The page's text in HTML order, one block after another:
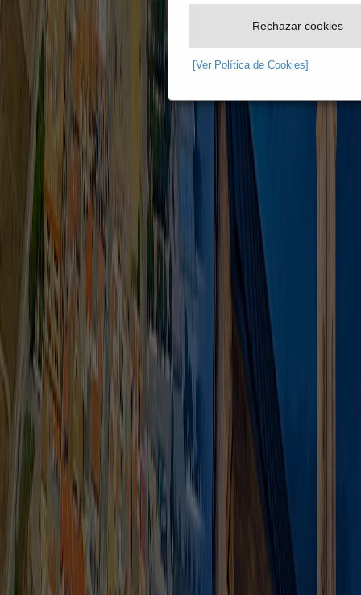
Rechazar cookies
[Ver Política de Cookies]